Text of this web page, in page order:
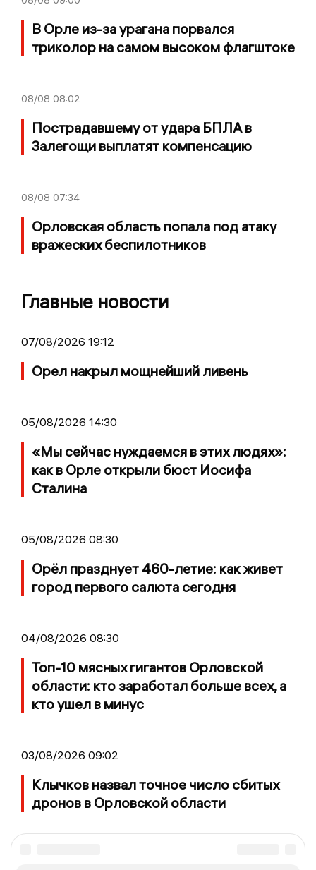
В Орле из-за урагана порвался
триколор на самом высоком флагштоке
08/08 08:02
Пострадавшему от удара БПЛА в
Залегощи выплатят компенсацию
08/08 07:34
Орловская область попала под атаку
вражеских беспилотников
Главные новости
07/08/2026 19:12
Орел накрыл мощнейший ливень
05/08/2026 14:30
«Мы сейчас нуждаемся в этих людях»:
как в Орле открыли бюст Иосифа
Сталина
05/08/2026 08:30
Орёл празднует 460-летие: как живет
город первого салюта сегодня
04/08/2026 08:30
Топ-10 мясных гигантов Орловской
области: кто заработал больше всех, а
кто ушел в минус
03/08/2026 09:02
Клычков назвал точное число сбитых
дронов в Орловской области